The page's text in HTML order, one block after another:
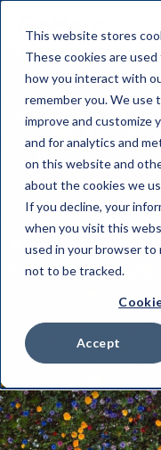
This website stores
These cookies are
how you interact with
remember you. We use
improve and customize
and for analytics and
on this website and
about the cookies we
If you decline, your
when you visit this
used in your browser
not to be tracked.
Accept